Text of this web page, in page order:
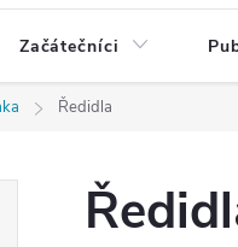
Začátečníci
Ředidla